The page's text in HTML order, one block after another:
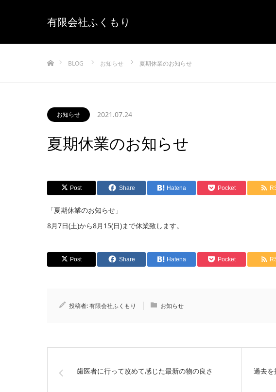
有限会社ふくもり
BLOG
お知らせ 夏期休業のお知らせ
お知らせ 2021.07.24
夏期休業のお知らせ
Post Share Hatena Pocket
「夏期休業のお知らせ」
8月7日(土)から8月15(日)まで休業致します。
Post Share Hatena Pocket
投稿者:有限会社ふくもり お知らせ
歯医者に行って改めて感じた最新の物の良さ 過去